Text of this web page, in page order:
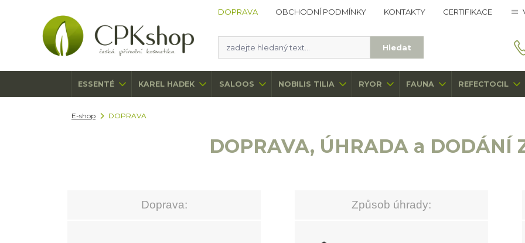
DOPRAVA OBCHODNÍ PODMÍNKY KONTAKTY CERTIFIKACE
Hledat
ESSENTÉ KAREL HADEK SALOOS NOBILIS TILIA RYOR FAUNA REFECTOCIL
E-shop DOPRAVA
DOPRAVA, ÚHRADA a DODÁNÍ
Doprava: Způsob úhrady: